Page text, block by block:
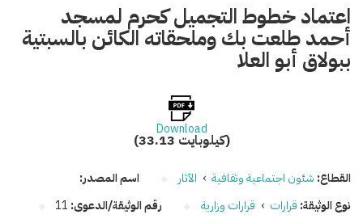
اعتماد خطوط التجميل كحرم لمسجد
أحمد طلعت بك وملحقاته الكائن بالسبتية
ببولاق أبو العلا
Download
(33.13 كيلوبايت)
القطاع: شئون اجتماعية وثقافية › الآثار
نوع الوثيقة: قرارات › قرارات وزارية رقم الوثيقة/الدعوى: 11
اسم المصدر: